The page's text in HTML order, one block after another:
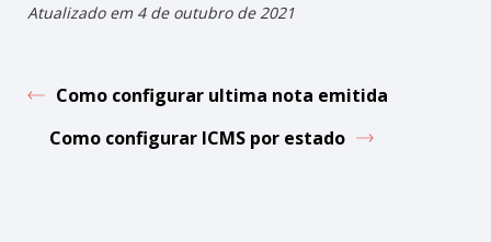
Atualizado em 4 de outubro de 2021
Como configurar ultima nota emitida
Como configurar ICMS por estado